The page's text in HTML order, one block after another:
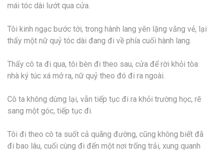
mái tóc dài lướt qua cửa.
Tôi kinh ngạc bước tới, trong hành lang yên lặng vắng vẻ, lại
thấy một nữ quỷ tóc dài đang đi về phía cuối hành lang.
Thấy cô ta đi qua, tôi bèn đi theo sau, cửa để rời khỏi tòa
nhà ký túc xá mở ra, nữ quỷ theo đó đi ra ngoài.
Cô ta không dừng lại, vẫn tiếp tục đi ra khỏi trường học, rẽ
sang một góc, tiếp tục đi.
Tôi đi theo cô ta suốt cả quãng đường, cũng không biết đã
đi bao lâu, cuối cùng đi đến một nơi trống trải, xung quanh